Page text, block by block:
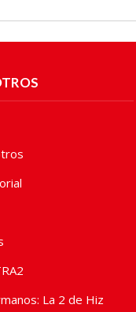
La 2 de Hiz